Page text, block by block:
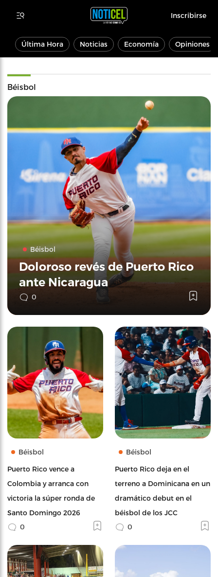
Inscribirse
Última Hora Noticias Economía Opiniones
Béisbol
Béisbol
Doloroso revés de Puerto Rico
ante Nicaragua
0
Béisbol
Puerto Rico vence a
Colombia y arranca con
victoria la súper ronda de
Santo Domingo 2026
0
Béisbol
Puerto Rico deja en el
terreno a Dominicana en un
dramático debut en el
béisbol de los JCC
0